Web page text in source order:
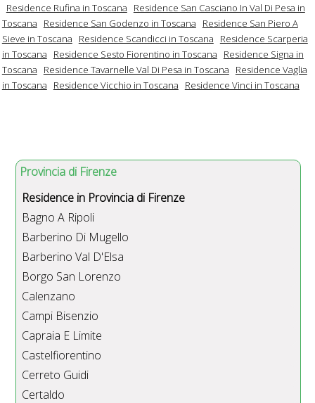
Residence Rufina in Toscana
Residence San Casciano In Val Di Pesa in
Toscana
Residence San Godenzo in Toscana
Residence San Piero A
Sieve in Toscana
Residence Scandicci in Toscana
Residence Scarperia
in Toscana
Residence Sesto Fiorentino in Toscana
Residence Signa in
Toscana
Residence Tavarnelle Val Di Pesa in Toscana
Residence Vaglia
in Toscana
Residence Vicchio in Toscana Residence Vinci in Toscana
Provincia di Firenze
Residence in Provincia di Firenze
Bagno A Ripoli
Barberino Di Mugello
Barberino Val D'Elsa
Borgo San Lorenzo
Calenzano
Campi Bisenzio
Capraia E Limite
Castelfiorentino
Cerreto Guidi
Certaldo